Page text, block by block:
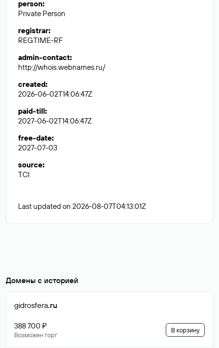
person:
Private Person
registrar:
REGTIME-RF
admin-contact:
http://whois.webnames.ru/
created:
2026-06-02T14:06:47Z
paid-till:
2027-06-02T14:06:47Z
free-date:
2027-07-03
source:
TCI
Last updated on 2026-08-07T04:13:01Z
Домены с историей
gidrosfera.ru
388 700 ₽
Возможен торг
В корзину